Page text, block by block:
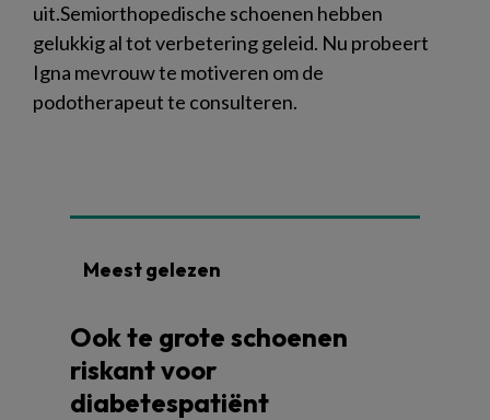
uit.Semiorthopedische schoenen hebben
gelukkig al tot verbetering geleid. Nu probeert
Igna mevrouw te motiveren om de
podotherapeut te consulteren.
Meest gelezen
Ook te grote schoenen
riskant voor
diabetespatiënt